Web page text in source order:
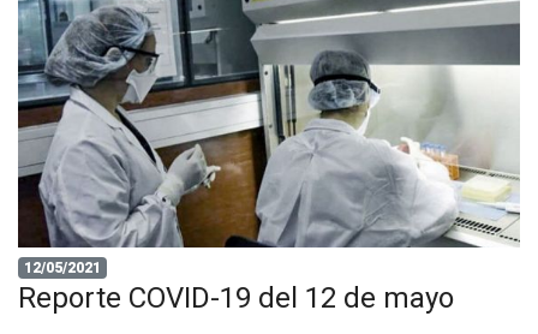
12/05/2021
Reporte COVID-19 del 12 de mayo